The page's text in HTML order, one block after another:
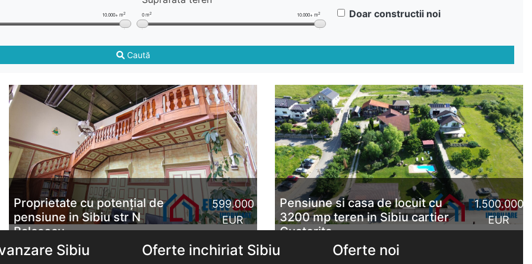
10.000+ m2 0 m2 10.000+ m2 Doar constructii noi
Caută
Proprietate cu potențial de
pensiune in Sibiu str N
Balcescu
599.000
EUR
Exclusivitate. Proprietatea oferită spre vânzare se află
Pensiune si casa de locuit cu
3200 mp teren in Sibiu cartier
Gusterita
1.500.000
EUR
Exclusivitate, proprietatea oferită spre vânzare este
Sibiu Oferte inchiriat Sibiu Oferte noi